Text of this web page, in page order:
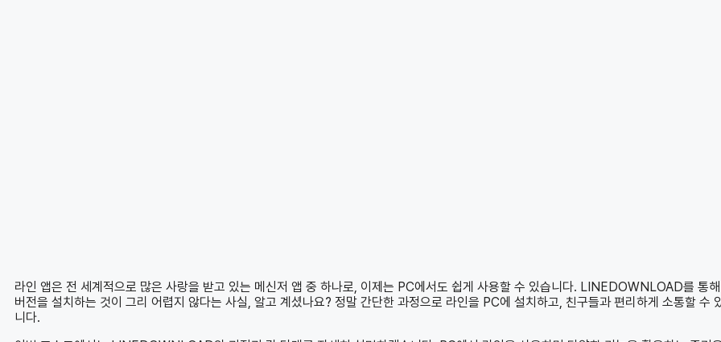
라인 앱은 전 세계적으로 많은 사랑을 받고 있는 메신저 앱 중 하나로, 이제는 PC에서도 쉽게 사용할 수 있습니다. LINEDOWNLOAD를 통
버전을 설치하는 것이 그리 어렵지 않다는 사실, 알고 계셨나요? 정말 간단한 과정으로 라인을 PC에 설치하고, 친구들과 편리하게 소통할 수
니다.